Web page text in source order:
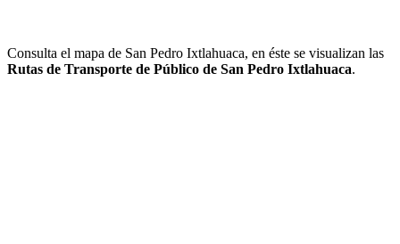
Consulta el mapa de San Pedro Ixtlahuaca, en éste se visualizan las
Rutas de Transporte de Público de San Pedro Ixtlahuaca.